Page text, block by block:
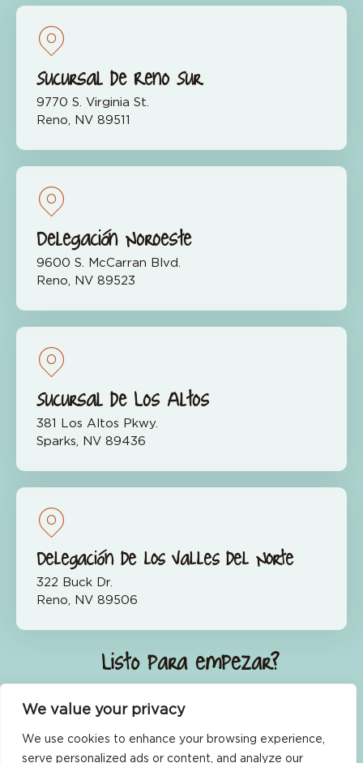
We value your privacy
We use cookies to enhance your browsing experience,
serve personalized ads or content, and analyze our
Sucursal de Reno Sur
9770 S. Virginia St.
Reno, NV 89511
Delegación Noroeste
9600 S. McCarran Blvd.
Reno, NV 89523
Sucursal de Los Altos
381 Los Altos Pkwy.
Sparks, NV 89436
Delegación de los Valles del Norte
322 Buck Dr.
Reno, NV 89506
¿Listo para empezar?